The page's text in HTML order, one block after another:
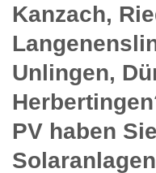
Kanzach,
Unlingen,
PV️ haben